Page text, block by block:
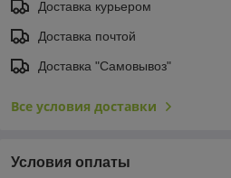
Доставка курьером
Доставка почтой
Доставка "Самовывоз"
Все условия доставки
Условия оплаты